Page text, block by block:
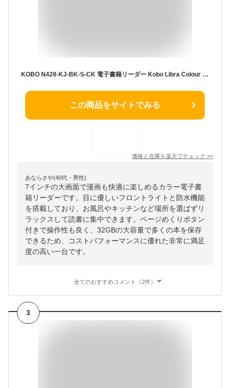
KOBO N428-KJ-BK-S-CK 電子書籍リーダー Kobo Libra Colour ブラック ［7インチ /防水］ N428KJBKSCK
この商品をサイトでみる
価格と在庫を楽天でチェック >>
あならさや(40代・男性)
7インチの大画面で漫画も快適に楽しめるカラー電子書
籍リーダーです。目に優しいフロントライトと防水機能
を搭載しており、お風呂やキッチンなど場所を選ばずリ
ラックスして読書に集中できます。ページめくりボタン
付きで操作性も良く、32GBの大容量で多くの本を保存
できるため、コストパフォーマンスに優れた非常に満足
度の高い一台です。
全てのおすすめコメント（2件）
3